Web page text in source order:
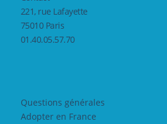
221, rue Lafayette
75010 Paris
01.40.05.57.70
Questions générales
Adopter en France